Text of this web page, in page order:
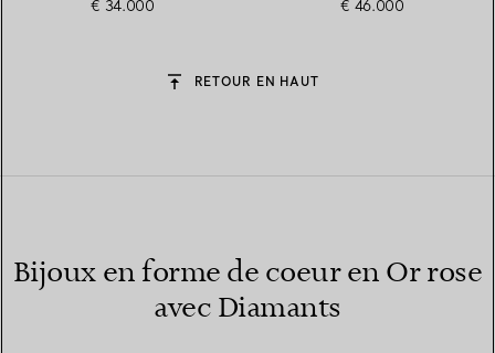
€ 34.000 € 46.000
RETOUR EN HAUT
Bijoux en forme de coeur en Or rose
avec Diamants